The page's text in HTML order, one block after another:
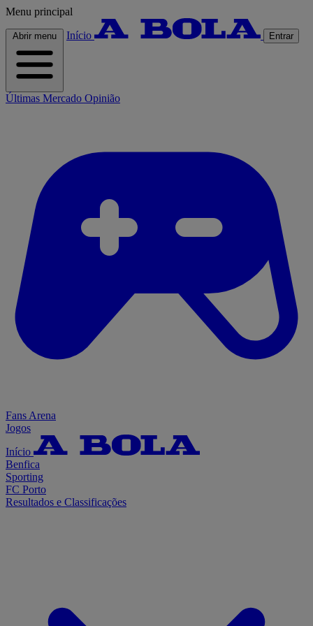
Menu principal
Abrir menu Início Entrar
Últimas Mercado Opinião
Fans Arena
Jogos
Início
Benfica
Sporting
FC Porto
Resultados e Classificações